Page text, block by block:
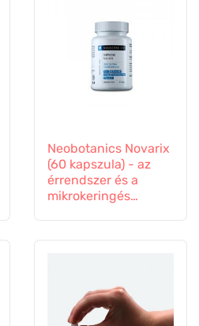
Neobotanics Novarix
(60 kapszula) - az
érrendszer és a
mikrokeringés